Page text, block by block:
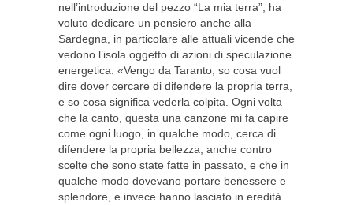
nell’introduzione del pezzo “La mia terra”, ha
voluto dedicare un pensiero anche alla
Sardegna, in particolare alle attuali vicende che
vedono l’isola oggetto di azioni di speculazione
energetica. «Vengo da Taranto, so cosa vuol
dire dover cercare di difendere la propria terra,
e so cosa significa vederla colpita. Ogni volta
che la canto, questa una canzone mi fa capire
come ogni luogo, in qualche modo, cerca di
difendere la propria bellezza, anche contro
scelte che sono state fatte in passato, e che in
qualche modo dovevano portare benessere e
splendore, e invece hanno lasciato in eredità